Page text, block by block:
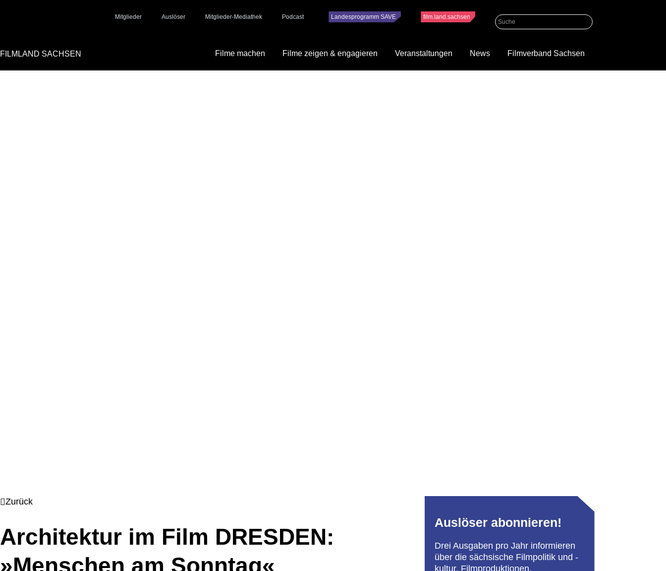
Mitglieder Auslöser Mitglieder-Mediathek Podcast Landesprogramm SAVE film.land.sachsen
FILMLAND SACHSEN Filme machen Filme zeigen & engagieren Veranstaltungen News Filmverband Sachsen
Zurück
Architektur im Film DRESDEN:
»Menschen am Sonntag«
Auslöser abonnieren!
Drei Ausgaben pro Jahr informieren
über die sächsische Filmpolitik und -
kultur, Filmproduktionen,